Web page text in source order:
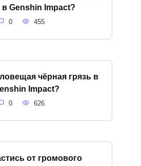
в Genshin Impact?
0 455
чёрная грязь в
Impact?
0 626
от громового